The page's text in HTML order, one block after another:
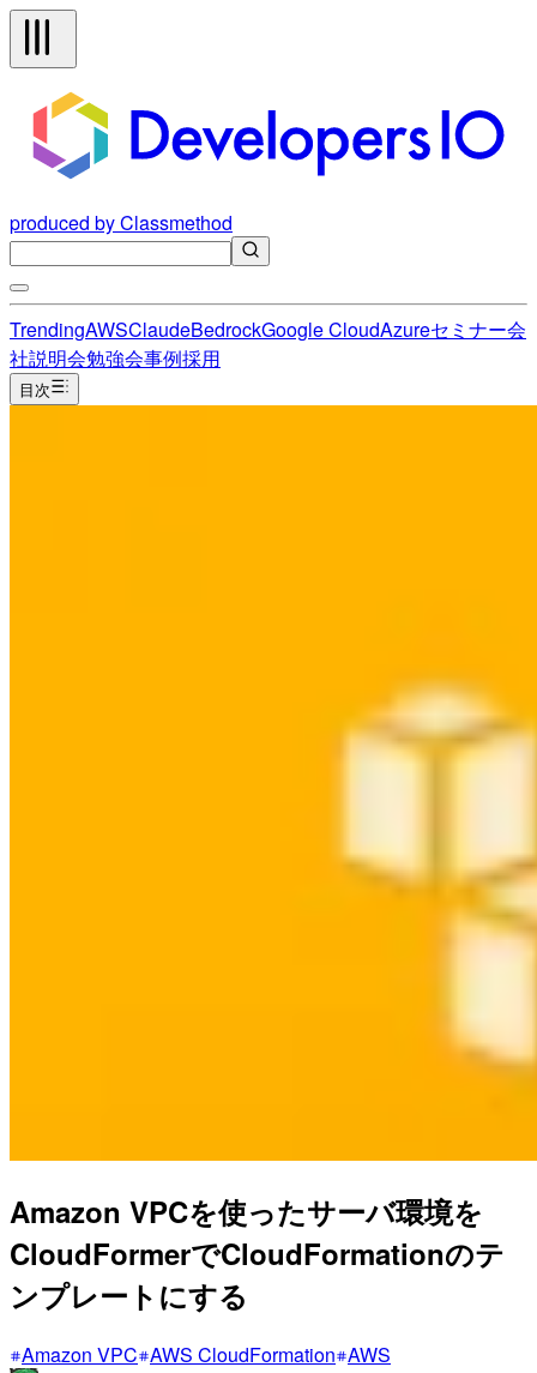
produced by Classmethod
TrendingAWSClaudeBedrockGoogle CloudAzureセミナー会
社説明会勉強会事例採用
目次
Amazon VPCを使ったサーバ環境を
CloudFormerでCloudFormationのテ
ンプレートにする
Amazon VPC AWS CloudFormation AWS